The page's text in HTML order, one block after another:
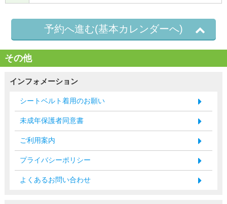
予約へ進む(基本カレンダーへ)
その他
インフォメーション
シートベルト着用のお願い
未成年保護者同意書
ご利用案内
プライバシーポリシー
よくあるお問い合わせ